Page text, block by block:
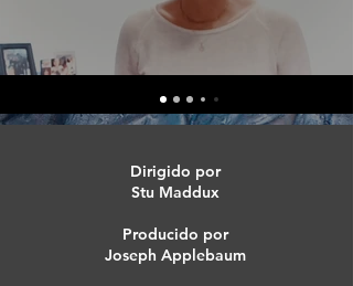
Dirigido por
Stu Maddux
Producido por
Joseph Applebaum